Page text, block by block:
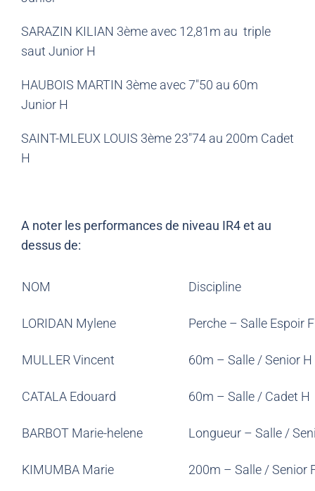
SARAZIN KILIAN 3ème avec 12,81m au triple
saut Junior H
HAUBOIS MARTIN 3ème avec 7″50 au 60m
Junior H
SAINT-MLEUX LOUIS 3ème 23″74 au 200m Cadet
H
A noter les performances de niveau IR4 et au
dessus de:
NOM Discipline
LORIDAN Mylene Perche – Salle Espoir F
MULLER Vincent 60m – Salle / Senior H
CATALA Edouard 60m – Salle / Cadet H
BARBOT Marie-helene Longueur – Salle /
KIMUMBA Marie 200m – Salle / Senior